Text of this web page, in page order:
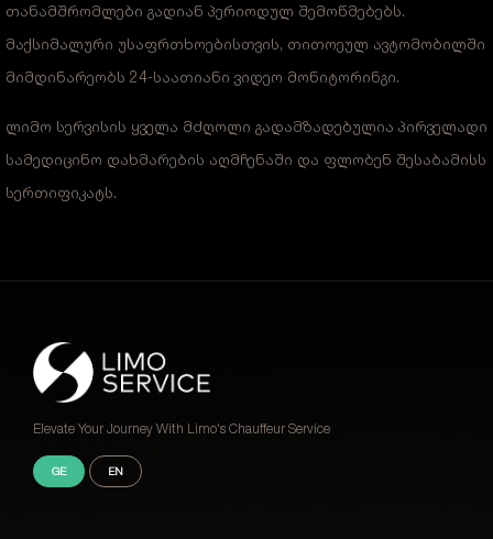
თანამშრომლები გადიან პერიოდულ შემოწმებებს.
მაქსიმალური უსაფრთხოებისთვის, თითოეულ ავტომობილში
მიმდინარეობს 24-საათიანი ვიდეო მონიტორინგი.
ლიმო სერვისის ყველა მძღოლი გადამზადებულია პირველადი
სამედიცინო დახმარების აღმჩენაში და ფლობენ შესაბამისს
სერთიფიკატს.
Elevate Your Journey With Limo's Chauffeur Service
GE EN